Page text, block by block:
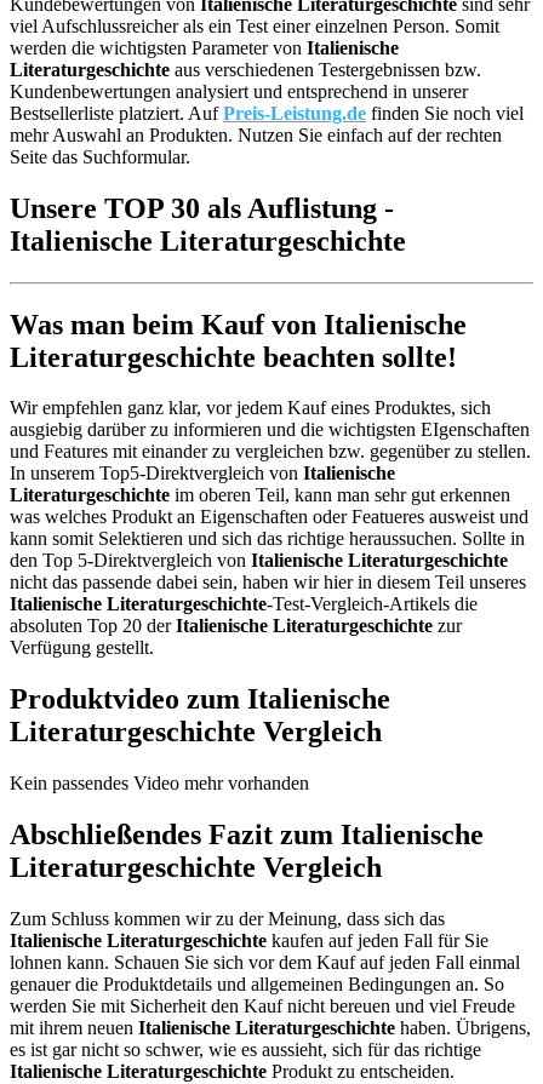
viel Aufschlussreicher als ein Test einer einzelnen Person. Somit
werden die wichtigsten Parameter von Italienische
Literaturgeschichte aus verschiedenen Testergebnissen bzw.
Kundenbewertungen analysiert und entsprechend in unserer
Bestsellerliste platziert. AufPreis-Leistung.de finden Sie noch viel
mehr Auswahl an Produkten. Nutzen Sie einfach auf der rechten
Seite das Suchformular.
Unsere TOP 30 als Auflistung -
Italienische Literaturgeschichte
Was man beim Kauf von Italienische
Literaturgeschichte beachten sollte!
Wir empfehlen ganz klar, vor jedem Kauf eines Produktes, sich
ausgiebig darüber zu informieren und die wichtigsten EIgenschaften
und Features mit einander zu vergleichen bzw. gegenüber zu stellen.
In unserem Top5-Direktvergleich von Italienische
Literaturgeschichte im oberen Teil, kann man sehr gut erkennen
was welches Produkt an Eigenschaften oder Featueres ausweist und
kann somit Selektieren und sich das richtige heraussuchen. Sollte in
den Top 5-Direktvergleich von Italienische Literaturgeschichte
nicht das passende dabei sein, haben wir hier in diesem Teil unseres
Italienische Literaturgeschichte-Test-Vergleich-Artikels die
absoluten Top 20 derItalienische Literaturgeschichte zur
Verfügung gestellt.
Produktvideo zum Italienische
Literaturgeschichte Vergleich
Kein passendes Video mehr vorhanden
Abschließendes Fazit zum Italienische
Literaturgeschichte Vergleich
Zum Schluss kommen wir zu der Meinung, dass sich das
Italienische Literaturgeschichte kaufen auf jeden Fall für Sie
lohnen kann. Schauen Sie sich vor dem Kauf auf jeden Fall einmal
genauer die Produktdetails und allgemeinen Bedingungen an. So
werden Sie mit Sicherheit den Kauf nicht bereuen und viel Freude
mit ihrem neuen Italienische Literaturgeschichte haben. Übrigens,
es ist gar nicht so schwer, wie es aussieht, sich für das richtige
Italienische Literaturgeschichte Produkt zu entscheiden.